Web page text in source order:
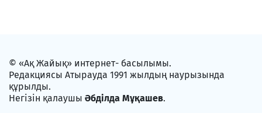
© «Ақ Жайық» интернет- басылымы.
Редакциясы Атырауда 1991 жылдың наурызында
құрылды.
Негізін қалаушы Әбділда Мұқашев.